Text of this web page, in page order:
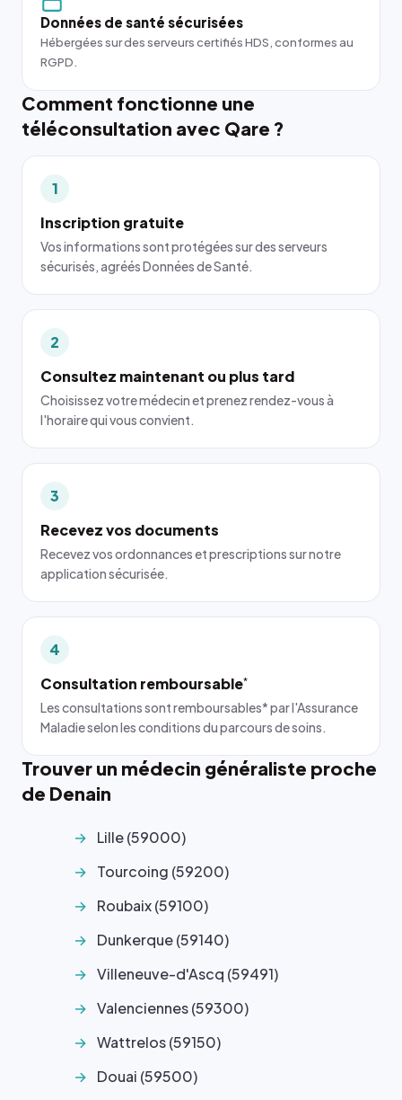
Données de santé sécurisées
Hébergées sur des serveurs certifiés HDS, conformes au
RGPD.
Comment fonctionne une
téléconsultation avec Qare ?
1
Inscription gratuite
Vos informations sont protégées sur des serveurs
sécurisés, agréés Données de Santé.
2
Consultez maintenant ou plus tard
Choisissez votre médecin et prenez rendez-vous à
l'horaire qui vous convient.
3
Recevez vos documents
Recevez vos ordonnances et prescriptions sur notre
application sécurisée.
4
Consultation remboursable*
Les consultations sont remboursables* par l'Assurance
Maladie selon les conditions du parcours de soins.
Trouver un médecin généraliste proche
de Denain
Lille (59000)
Tourcoing (59200)
Roubaix (59100)
Dunkerque (59140)
Villeneuve-d'Ascq (59491)
Valenciennes (59300)
Wattrelos (59150)
Douai (59500)